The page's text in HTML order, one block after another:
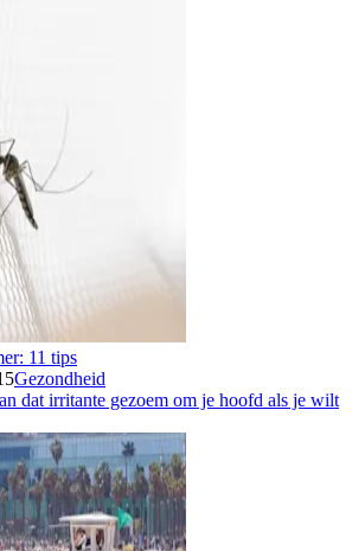
11 tips
Gezondheid
dat irritante gezoem om je hoofd als je wilt